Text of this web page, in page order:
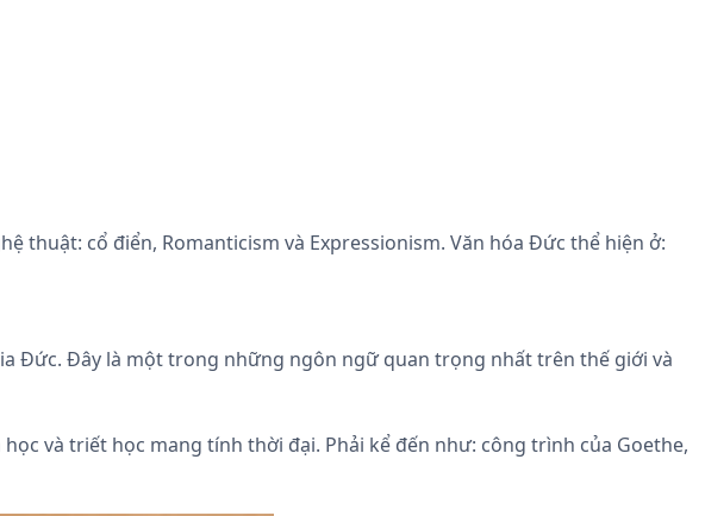
thuật: cổ điển, Romanticism và Expressionism. Văn hóa Đức thể hiện ở:
Đức. Đây là một trong những ngôn ngữ quan trọng nhất trên thế giới và
và triết học mang tính thời đại. Phải kể đến như: công trình của Goethe,